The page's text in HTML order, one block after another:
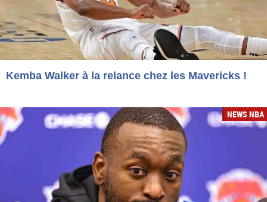
Kemba Walker à la relance chez les Mavericks !
NEWS NBA